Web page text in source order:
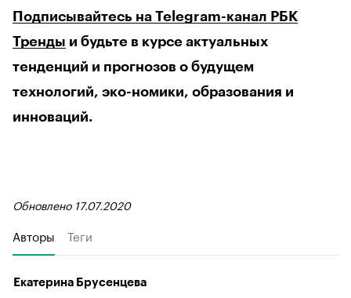
Подписывайтесь на Telegram-канал РБК
Тренды и будьте в курсе актуальных
тенденций и прогнозов о будущем
технологий, эко-номики, образования и
инноваций.
Обновлено 17.07.2020
Авторы Теги
Екатерина Брусенцева